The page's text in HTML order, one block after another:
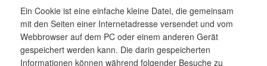
Ein Cookie ist eine einfache kleine Datei, die gemeinsam
mit den Seiten einer Internetadresse versendet und vom
Webbrowser auf dem PC oder einem anderen Gerät
gespeichert werden kann. Die darin gespeicherten
Informationen können während folgender Besuche zu